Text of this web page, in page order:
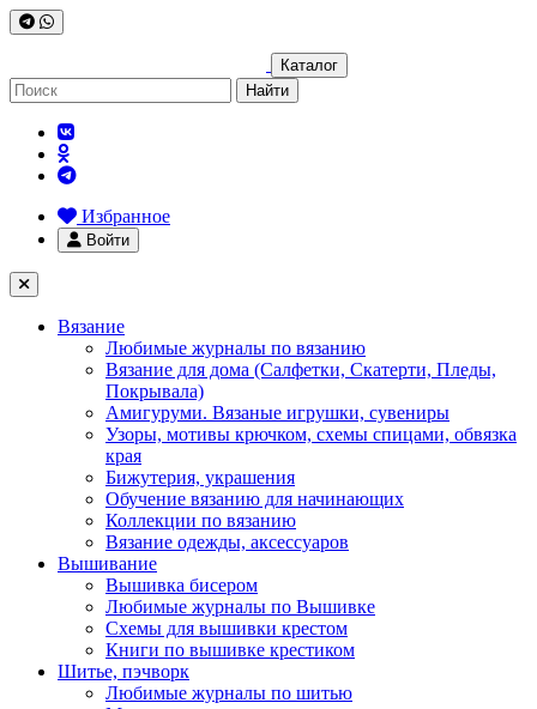
Каталог
Найти
Избранное
Войти
Вязание
Любимые журналы по вязанию
Вязание для дома (Салфетки, Скатерти, Пледы,
Покрывала)
Амигуруми. Вязаные игрушки, сувениры
Узоры, мотивы крючком, схемы спицами, обвязка
края
Бижутерия, украшения
Обучение вязанию для начинающих
Коллекции по вязанию
Вязание одежды, аксессуаров
Вышивание
Вышивка бисером
Любимые журналы по Вышивке
Схемы для вышивки крестом
Книги по вышивке крестиком
Шитье, пэчворк
Любимые журналы по шитью